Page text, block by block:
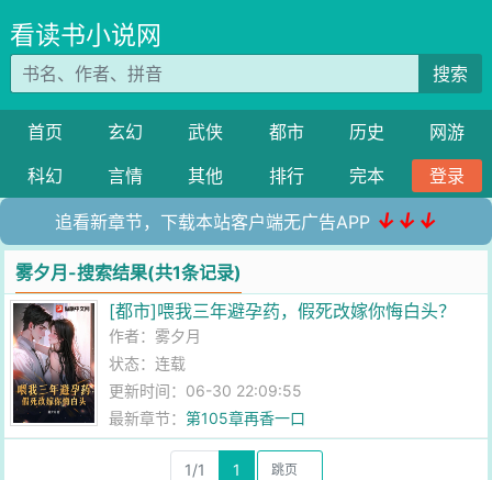
看读书小说网
搜索
首页 玄幻 武侠 都市 历史
网游
科幻
言情 其他 排行 完本 登录
追看新章节，下载本站客户端无广告APP ↓↓↓
雾夕月-搜索结果(共1条记录)
[都市]喂我三年避孕药，假死改嫁你悔白头？
作者：雾夕月
状态：连载
更新时间：06-30 22:09:55
最新章节：第105章再香一口
1/1 1